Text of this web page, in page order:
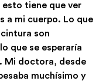
esto tiene que ver
a mi cuerpo. Lo que
son
que se esperaría
Mi doctora, desde
muchísimo y